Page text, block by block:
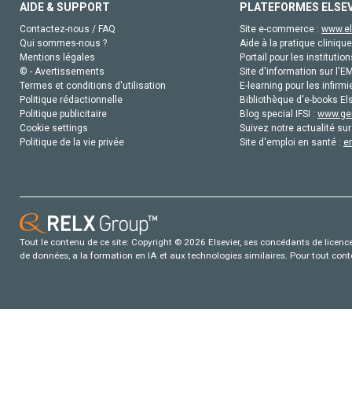
AIDE & SUPPORT
Contactez-nous / FAQ
Qui sommes-nous ?
Mentions légales
© - Avertissements
Termes et conditions d'utilisation
Politique rédactionnelle
Politique publicitaire
Cookie settings
Politique de la vie privée
PLATEFORMES
Site e-commerce :
Aide à la pratique
Portail pour les
Site d'information sur
E-learning pour les
Bibliothèque d'e-books
Blog special IFSI :
Suivez notre actualité
Site d'emploi en santé :
Tout le contenu de ce site: Copyright © 2026 Elsevier, ses concédants de
de données, a la formation en IA et aux technologies similaires. Pour tout